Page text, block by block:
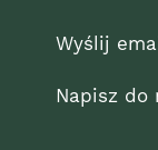
Wyślij
Napisz do